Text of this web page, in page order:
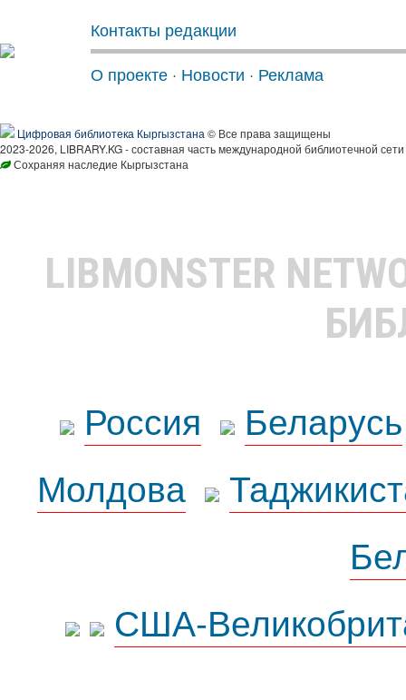
Контакты редакции
О проекте · Новости · Реклама
Цифровая библиотека Кыргызстана © Все права защищены
2023-2026, LIBRARY.KG - составная часть международной библиотечной
Сохраняя наследие Кыргызстана
LIBMONSTER
Россия
Беларусь
Молдова
США-